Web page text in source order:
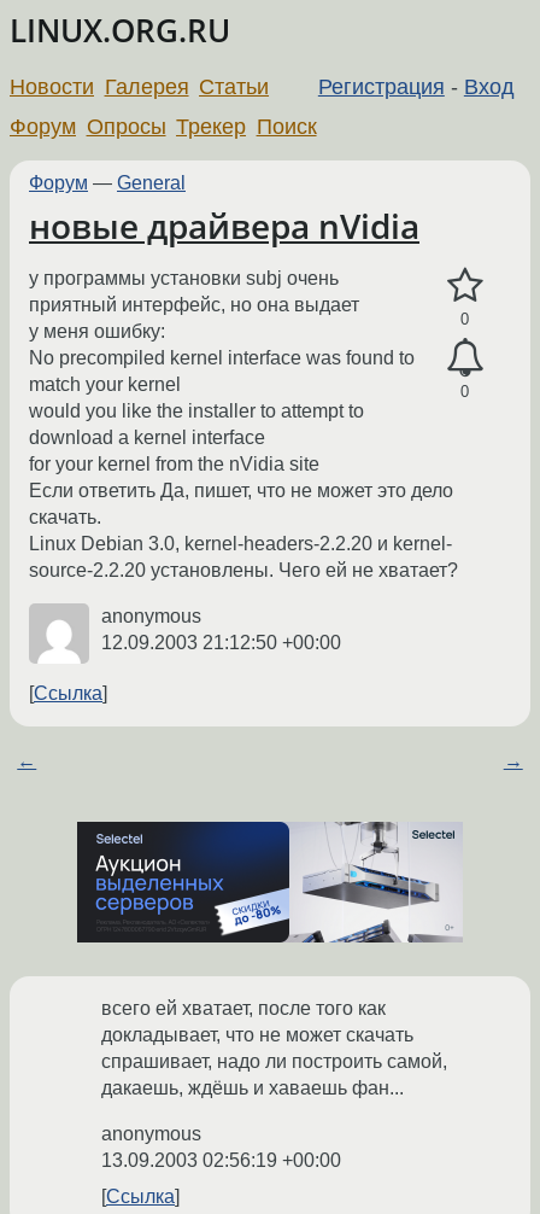
LINUX.ORG.RU
Регистрация - Вход
Новости Галерея Статьи
Форум Опросы Трекер Поиск
Форум — General
новые драйвера nVidia
0
0
у программы установки subj очень
приятный интерфейс, но она выдает
у меня ошибку:
No precompiled kernel interface was found to
match your kernel
would you like the installer to attempt to
download a kernel interface
for your kernel from the nVidia site
Если ответить Да, пишет, что не может это дело
скачать.
Linux Debian 3.0, kernel-headers-2.2.20 и kernel-
source-2.2.20 установлены. Чего ей не хватает?
anonymous
12.09.2003 21:12:50 +00:00
Ссылка
← →
всего ей хватает, после того как
докладывает, что не может скачать
спрашивает, надо ли построить самой,
дакаешь, ждёшь и хаваешь фан...
anonymous
13.09.2003 02:56:19 +00:00
Ссылка